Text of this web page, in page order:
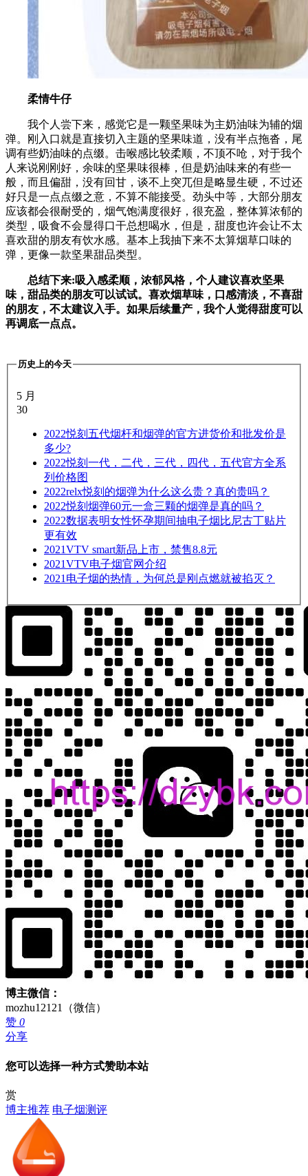
柔情牛仔
我个人尝下来，感觉它是一颗坚果味为主奶油味为辅的烟
弹。刚入口就是直接切入主题的坚果味道，没有半点拖沓，尾
调有些奶油味的点缀。击喉感比较柔顺，不顶不呛，对于我个
人来说刚刚好，余味的坚果味很棒，但是奶油味来的有些一
般，而且偏甜，没有回甘，谈不上突兀但是略显生硬，不过还
好只是一点点缀之意，不算不能接受。劲头中等，大部分朋友
应该都会很耐受的，烟气饱满度很好，很充盈，整体算浓郁的
类型，吸食不会显得口干总想喝水，但是，甜度也许会让不太
喜欢甜的朋友有饮水感。基本上我抽下来不太算烟草口味的
弹，更像一款坚果甜品类型。
总结下来:吸入感柔顺，浓郁风格，个人建议喜欢坚果
味，甜品类的朋友可以试试。喜欢烟草味，口感清淡，不喜甜
的朋友，不太建议入手。如果后续量产，我个人觉得甜度可以
再调底一点点。
历史上的今天
5 月
30
2022悦刻五代烟杆和烟弹的官方进货价和批发价是
多少?
2022悦刻一代，二代，三代，四代，五代官方全系
列价格图
2022relx悦刻的烟弹为什么这么贵？真的贵吗？
2022悦刻烟弹60元一盒三颗的烟弹是真的吗？
2022数据表明女性怀孕期间抽电子烟比尼古丁贴片
更有效
2021VTV smart新品上市，禁售8.8元
2021VTV电子烟官网介绍
2021 电子烟的热情，为何总是刚点燃就被掐灭？
博主微信：
mozhu12121（微信）
赞 0
分享
您可以选择一种方式赞助本站
赏
博主推荐 电子烟测评